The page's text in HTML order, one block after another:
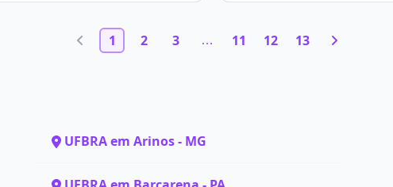
1 2 3 11 12 13
UFBRA em Arinos - MG